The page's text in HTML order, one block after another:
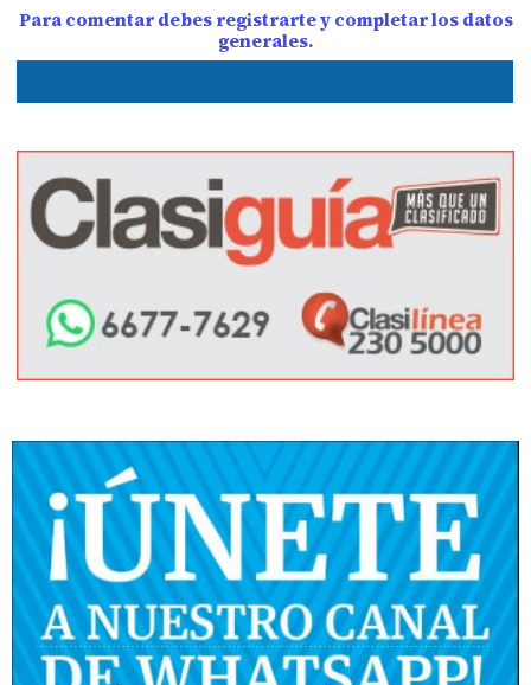
Para comentar debes registrarte y completar los datos
generales.